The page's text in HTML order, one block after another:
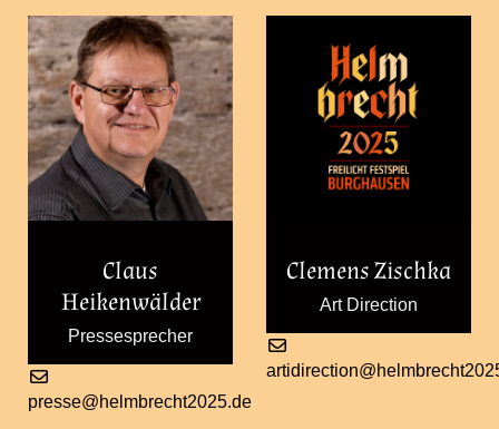
Claus
Heikenwälder
Pressesprecher
presse@helmbrecht2025.de
Clemens Zischka
Art Direction